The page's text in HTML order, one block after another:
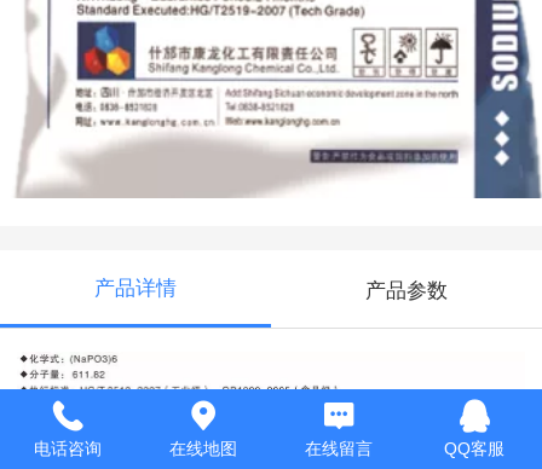
SHMP
产品详情 产品参数
电话咨询 在线地图 在线留言 QQ客服